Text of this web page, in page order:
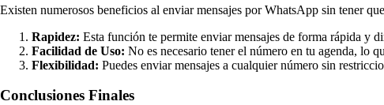
Existen numerosos beneficios al enviar mensajes por WhatsApp sin tener
Rapidez: Esta función te permite enviar mensajes de forma rápida y
Facilidad de Uso: No es necesario tener el número en tu agenda, lo
Flexibilidad: Puedes enviar mensajes a cualquier número sin
Conclusiones Finales